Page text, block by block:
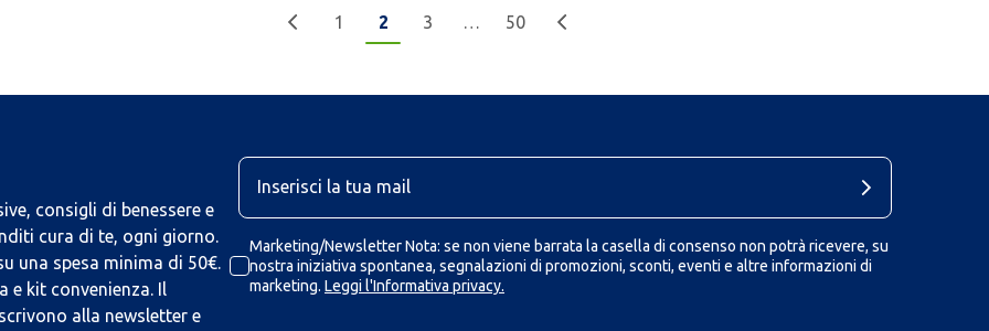
1 2 3 … 50
consigli di benessere e
cura di te, ogni giorno.
una spesa minima di 50€.
e kit convenienza. Il
alla newsletter e
Marketing/Newsletter Nota: se non viene barrata la casella di consenso non potrà ricevere, su
nostra iniziativa spontanea, segnalazioni di promozioni, sconti, eventi e altre informazioni di
marketing. Leggi l'Informativa privacy.